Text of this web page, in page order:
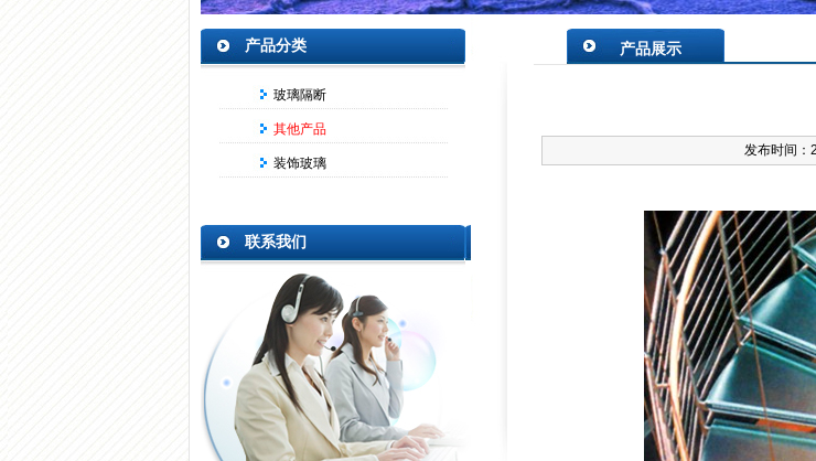
产品分类
玻璃隔断
其他产品
装饰玻璃
联系我们
产品展示
发布时间